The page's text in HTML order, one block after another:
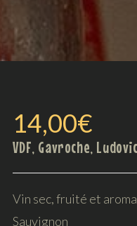
14,00€
VDF, Gavroche,
Vin sec, fruité et
Sauvignon